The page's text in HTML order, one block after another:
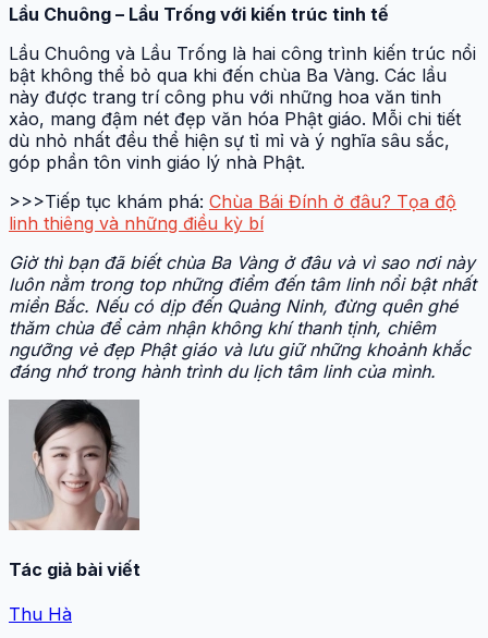
Lầu Chuông – Lầu Trống với kiến trúc tinh tế
Lầu Chuông và Lầu Trống là hai công trình kiến trúc nổi
bật không thể bỏ qua khi đến chùa Ba Vàng. Các lầu
này được trang trí công phu với những hoa văn tinh
xảo, mang đậm nét đẹp văn hóa Phật giáo. Mỗi chi tiết
dù nhỏ nhất đều thể hiện sự tỉ mỉ và ý nghĩa sâu sắc,
góp phần tôn vinh giáo lý nhà Phật.
>>>Tiếp tục khám phá: Chùa Bái Đính ở đâu? Tọa độ
linh thiêng và những điều kỳ bí
Giờ thì bạn đã biết chùa Ba Vàng ở đâu và vì sao nơi này
luôn nằm trong top những điểm đến tâm linh nổi bật nhất
miền Bắc. Nếu có dịp đến Quảng Ninh, đừng quên ghé
thăm chùa để cảm nhận không khí thanh tịnh, chiêm
ngưỡng vẻ đẹp Phật giáo và lưu giữ những khoảnh khắc
đáng nhớ trong hành trình du lịch tâm linh của mình.
Tác giả bài viết
Thu Hà